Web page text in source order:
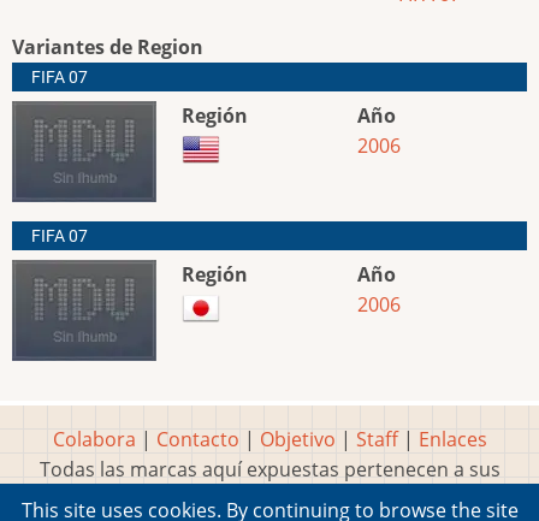
Variantes de Region
FIFA 07
Región
Año
2006
FIFA 07
Región
Año
2006
Colabora | Contacto | Objetivo | Staff| Enlaces
Todas las marcas aquí expuestas pertenecen a sus
respectivos y legítimos dueños
This site uses cookies. By continuing to browse the site